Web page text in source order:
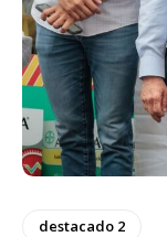
destacado 2